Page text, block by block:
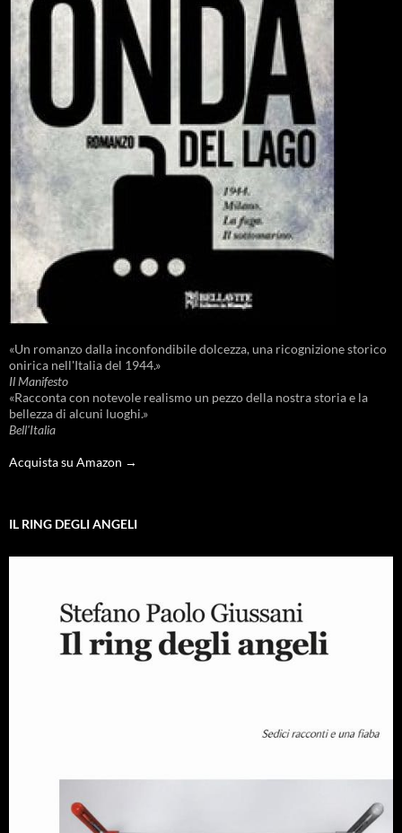
«Un romanzo dalla inconfondibile dolcezza, una ricognizione storico
onirica nell'Italia del 1944.»
Il Manifesto
«Racconta con notevole realismo un pezzo della nostra storia e la
bellezza di alcuni luoghi.»
Bell'Italia
Acquista su Amazon →
IL RING DEGLI ANGELI